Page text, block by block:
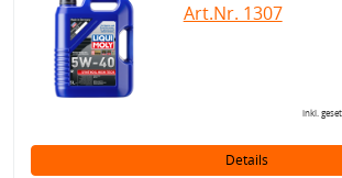
Art.Nr. 1307
inkl.
Details